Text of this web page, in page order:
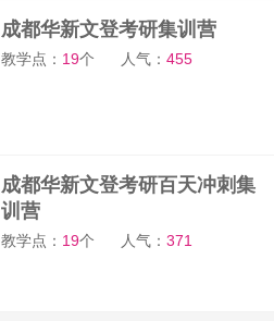
成都华新文登考研集训营
教学点： 19个 人气：455
成都华新文登考研百天冲刺集
训营
教学点： 19个 人气：371